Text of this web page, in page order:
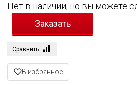
Нет в наличии, но вы можете
Сравнить
В избранное